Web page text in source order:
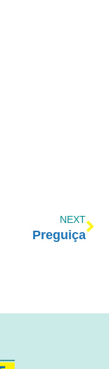
NEXT
Preguiça